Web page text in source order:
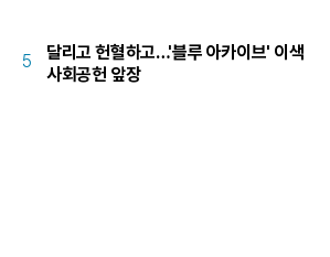
5
달리고 헌혈하고…'블루 아카이브' 이색
사회공헌 앞장